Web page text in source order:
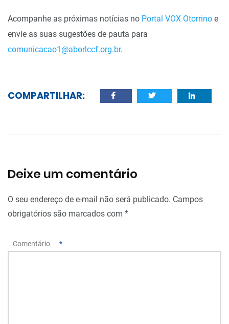
Acompanhe as próximas notícias no Portal VOX Otorrino e
envie as suas sugestões de pauta para
comunicacao1@aborlccf.org.br.
COMPARTILHAR:
Deixe um comentário
O seu endereço de e-mail não será publicado. Campos
obrigatórios são marcados com *
Comentário *